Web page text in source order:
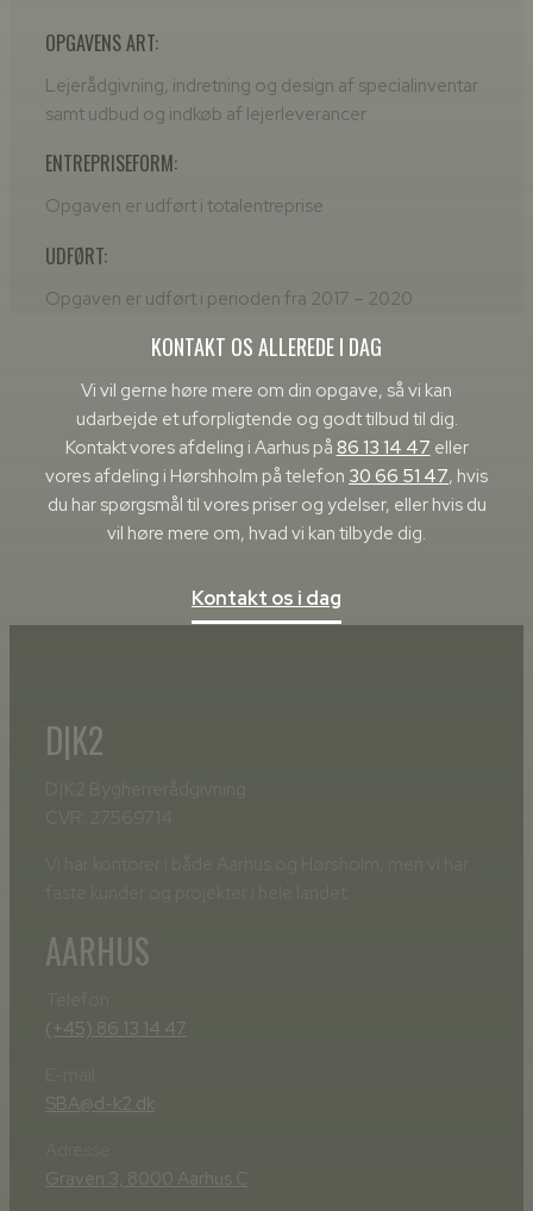
OPGAVENS ART:
Lejerådgivning, indretning og design af specialinventar
samt udbud og indkøb af lejerleverancer
ENTREPRISEFORM:
Opgaven er udført i totalentreprise
UDFØRT:
Opgaven er udført i perioden fra 2017 – 2020​
KONTAKT OS ALLEREDE I DAG
​Vi vil gerne høre mere om din opgave, så vi kan
udarbejde et uforpligtende og godt tilbud til dig.
Kontakt vores afdeling i Aarhus på 86 13 14 47 eller
vores afdeling i Hørshholm på telefon 30 66 51 47, hvis
du har spørgsmål til vores priser og ydelser, eller hvis du
vil høre mere om, hvad vi kan tilbyde dig.
Kontakt os i dag
D|K2
AARHUS
(+45) 86 13 14 47
SBA@d-k2.dk
Graven 3, 8000 Aarhus C